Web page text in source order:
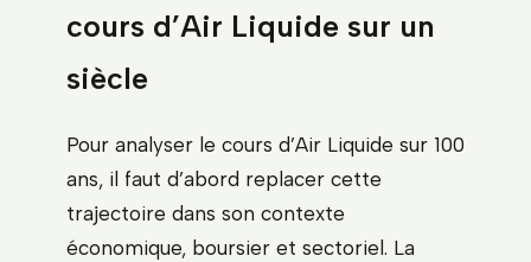
cours d’Air Liquide sur un
siècle
Pour analyser le cours d’Air Liquide sur 100
ans, il faut d’abord replacer cette
trajectoire dans son contexte
économique, boursier et sectoriel. La